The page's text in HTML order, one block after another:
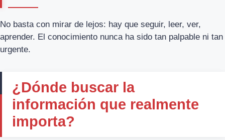
No basta con mirar de lejos: hay que seguir, leer, ver,
aprender. El conocimiento nunca ha sido tan palpable ni tan
urgente.
¿Dónde buscar la
información que realmente
importa?